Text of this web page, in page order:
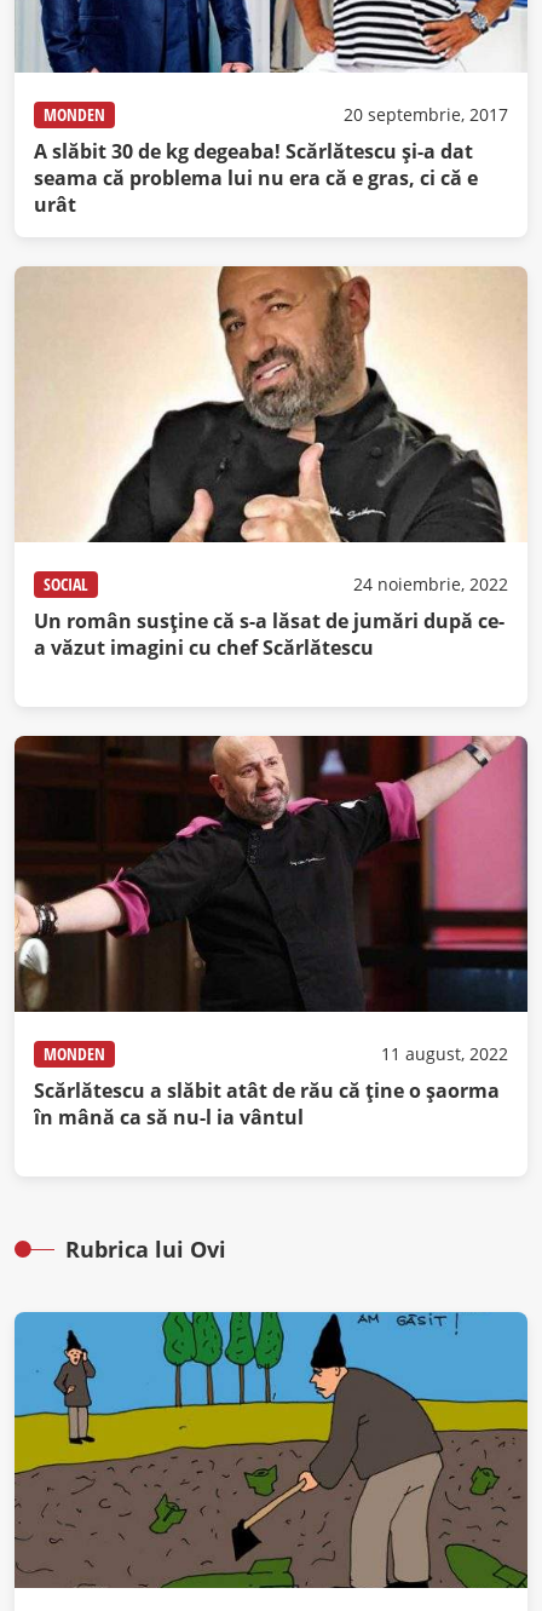
MONDEN 20 septembrie, 2017
A slăbit 30 de kg degeaba! Scărlătescu şi-a dat
seama că problema lui nu era că e gras, ci că e
urât
SOCIAL 24 noiembrie, 2022
Un român susține că s-a lăsat de jumări după ce-
a văzut imagini cu chef Scărlătescu
MONDEN 11 august, 2022
Scărlătescu a slăbit atât de rău că ține o șaorma
în mână ca să nu-l ia vântul
Rubrica lui Ovi